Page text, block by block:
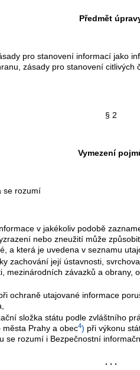
Předmět
pro stanovení informací jako
zásady pro stanovení
§ 2
Vymezení
rozumí
v jakékoliv podobě
nebo zneužití může
a která je uvedena v seznamu
zachování její ústavnosti,
mezinárodních závazků a obrany,
ochraně utajované informace
složka státu podle zvláštního
Prahy a obec4) při výkonu
se rozumí i Bezpečnostní
. . .
+náhrady